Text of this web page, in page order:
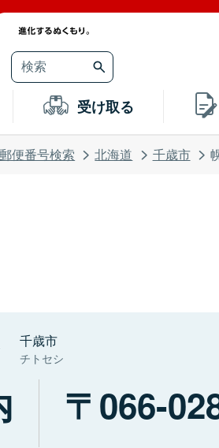
受け取る
郵便番号検索 北海道 千歳市
千歳市
チトセシ
066-